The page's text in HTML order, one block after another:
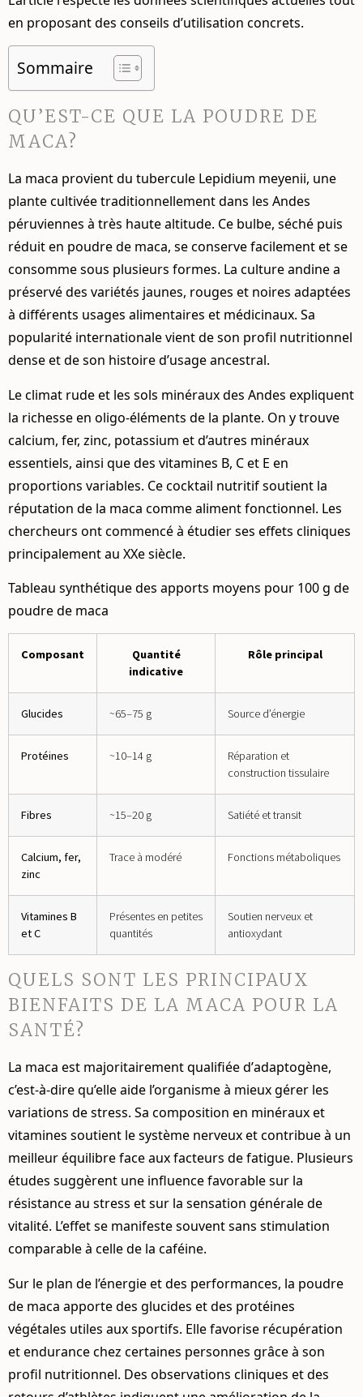
en proposant des conseils d’utilisation concrets.
Sommaire
QU’EST-CE QUE LA POUDRE DE
MACA?
La maca provient du tubercule Lepidium meyenii, une
plante cultivée traditionnellement dans les Andes
péruviennes à très haute altitude. Ce bulbe, séché puis
réduit en poudre de maca, se conserve facilement et se
consomme sous plusieurs formes. La culture andine a
préservé des variétés jaunes, rouges et noires adaptées
à différents usages alimentaires et médicinaux. Sa
popularité internationale vient de son profil nutritionnel
dense et de son histoire d’usage ancestral.
Le climat rude et les sols minéraux des Andes expliquent
la richesse en oligo-éléments de la plante. On y trouve
calcium, fer, zinc, potassium et d’autres minéraux
essentiels, ainsi que des vitamines B, C et E en
proportions variables. Ce cocktail nutritif soutient la
réputation de la maca comme aliment fonctionnel. Les
chercheurs ont commencé à étudier ses effets cliniques
principalement au XXe siècle.
Tableau synthétique des apports moyens pour 100 g de
poudre de maca
Composant
Quantité
indicative
Rôle principal
Glucides ~65–75 g Source d’énergie
Protéines ~10–14 g
Réparation et
construction tissulaire
Fibres ~15–20 g Satiété et transit
Calcium, fer,
zinc
Trace à modéré Fonctions métaboliques
Vitamines B
et C
Présentes en petites
quantités
Soutien nerveux et
antioxydant
QUELS SONT LES PRINCIPAUX
BIENFAITS DE LA MACA POUR LA
SANTÉ?
La maca est majoritairement qualifiée d’adaptogène,
c’est-à-dire qu’elle aide l’organisme à mieux gérer les
variations de stress. Sa composition en minéraux et
vitamines soutient le système nerveux et contribue à un
meilleur équilibre face aux facteurs de fatigue. Plusieurs
études suggèrent une influence favorable sur la
résistance au stress et sur la sensation générale de
vitalité. L’effet se manifeste souvent sans stimulation
comparable à celle de la caféine.
Sur le plan de l’énergie et des performances, la poudre
de maca apporte des glucides et des protéines
végétales utiles aux sportifs. Elle favorise récupération
et endurance chez certaines personnes grâce à son
profil nutritionnel. Des observations cliniques et des